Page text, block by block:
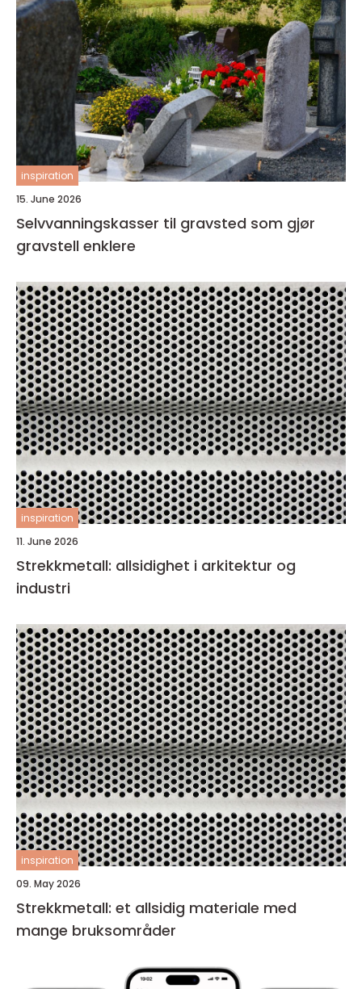
inspiration
15. June 2026
Selvvanningskasser til gravsted som gjør
gravstell enklere
inspiration
11. June 2026
Strekkmetall: allsidighet i arkitektur og
industri
inspiration
09. May 2026
Strekkmetall: et allsidig materiale med
mange bruksområder